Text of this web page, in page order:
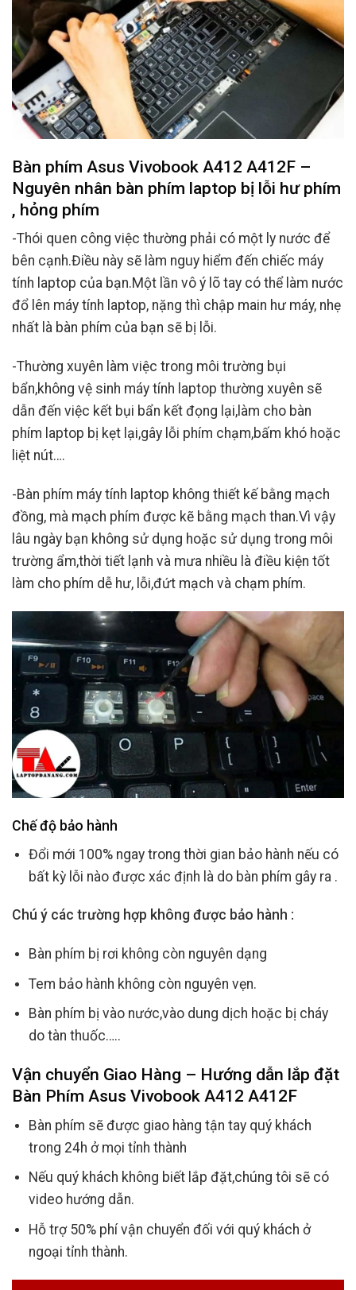
Bàn phím Asus Vivobook A412 A412F –
Nguyên nhân bàn phím laptop bị lỗi hư phím
, hỏng phím
-Thói quen công việc thường phải có một ly nước để
bên cạnh.Điều này sẽ làm nguy hiểm đến chiếc máy
tính laptop của bạn.Một lần vô ý lõ tay có thể làm nước
đổ lên máy tính laptop, nặng thì chập main hư máy, nhẹ
nhất là bàn phím của bạn sẽ bị lỗi.
-Thường xuyên làm việc trong môi trường bụi
bẩn,không vệ sinh máy tính laptop thường xuyên sẽ
dẫn đến việc kết bụi bẩn kết đọng lại,làm cho bàn
phím laptop bị kẹt lại,gây lỗi phím chạm,bấm khó hoặc
liệt nút….
-Bàn phím máy tính laptop không thiết kế bằng mạch
đồng, mà mạch phím được kẽ bằng mạch than.Vì vậy
lâu ngày bạn không sử dụng hoặc sử dụng trong môi
trường ẩm,thời tiết lạnh và mưa nhiều là điều kiện tốt
làm cho phím dễ hư, lỗi,đứt mạch và chạm phím.
Chế độ bảo hành
Đổi mới 100% ngay trong thời gian bảo hành nếu có
bất kỳ lỗi nào được xác định là do bàn phím gây ra .
Chú ý các trường hợp không được bảo hành :
Bàn phím bị rơi không còn nguyên dạng
Tem bảo hành không còn nguyên vẹn.
Bàn phím bị vào nước,vào dung dịch hoặc bị cháy
do tàn thuốc…..
Vận chuyển Giao Hàng – Hướng dẫn lắp đặt
Bàn Phím Asus Vivobook A412 A412F
Bàn phím sẽ được giao hàng tận tay quý khách
trong 24h ở mọi tỉnh thành
Nếu quý khách không biết lắp đặt,chúng tôi sẽ có
video hướng dẫn.
Hỗ trợ 50% phí vận chuyển đối với quý khách ở
ngoại tỉnh thành.